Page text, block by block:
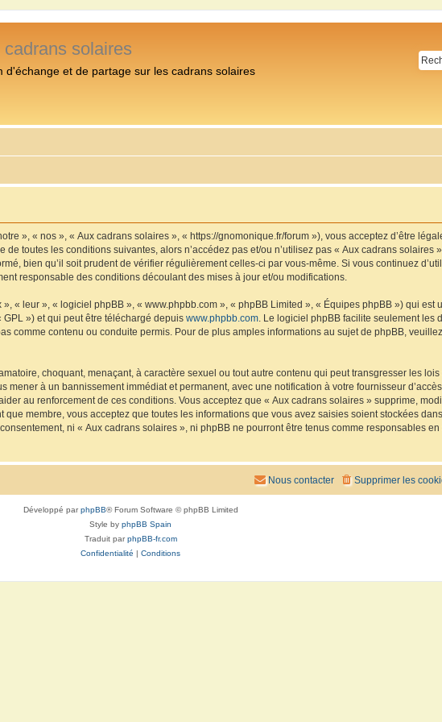
cadrans solaires
d'échange et de partage sur les cadrans solaires
», « nos », « Aux cadrans solaires », « https://gnomonique.fr/forum »), vous acceptez d’être
toutes les conditions suivantes, alors n’accédez pas et/ou n’utilisez pas « Aux cadrans solaires
bien qu’il soit prudent de vérifier régulièrement celles-ci par vous-même. Si vous continuez
responsable des conditions découlant des mises à jour et/ou modifications.
« leur », « logiciel phpBB », « www.phpbb.com », « phpBB Limited », « Équipes phpBB ») qui est
») et qui peut être téléchargé depuis www.phpbb.com. Le logiciel phpBB facilite seulement les
comme contenu ou conduite permis. Pour de plus amples informations au sujet de phpBB,
choquant, menaçant, à caractère sexuel ou tout autre contenu qui peut transgresser les
à un bannissement immédiat et permanent, avec une notification à votre fournisseur
au renforcement de ces conditions. Vous acceptez que « Aux cadrans solaires » supprime,
membre, vous acceptez que toutes les informations que vous avez saisies soient stockées
ni « Aux cadrans solaires », ni phpBB ne pourront être tenus comme responsables
Supprimer les
Nous contacter
Développé parphpBB® Forum Software © phpBB Limited
Style by phpBB Spain
Traduit parphpBB-fr.com
Confidentialité
Conditions